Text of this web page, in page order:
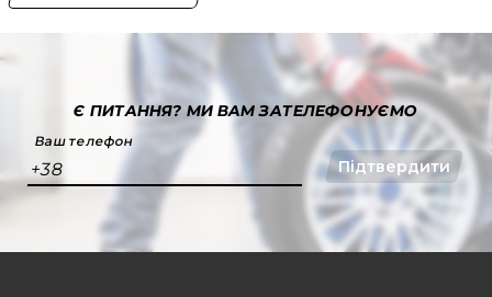
Є ПИТАННЯ?МИ ВАМ ЗАТЕЛЕФОНУЄМО
Ваш телефон
+38 Підтвердити